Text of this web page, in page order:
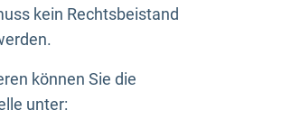
kein Rechtsbeistand
können Sie die
unter: